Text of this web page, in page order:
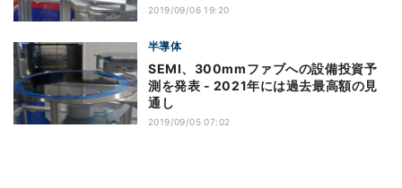
2019/09/06 19:20
半導体
SEMI、300mmファブへの設備投資予
測を発表 - 2021年には過去最高額の見
通し
2019/09/05 07:02